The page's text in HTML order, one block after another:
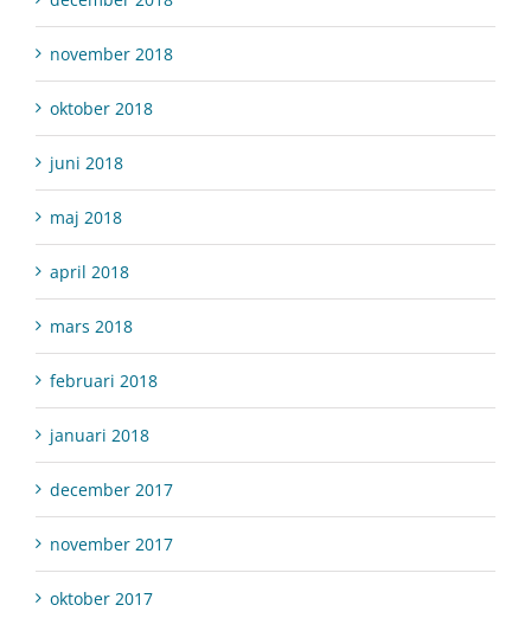
november 2018
oktober 2018
juni 2018
maj 2018
april 2018
mars 2018
februari 2018
januari 2018
december 2017
november 2017
oktober 2017